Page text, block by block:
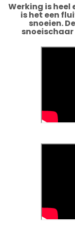
Werking is heel
is het een
snoeien.
snoeischaar